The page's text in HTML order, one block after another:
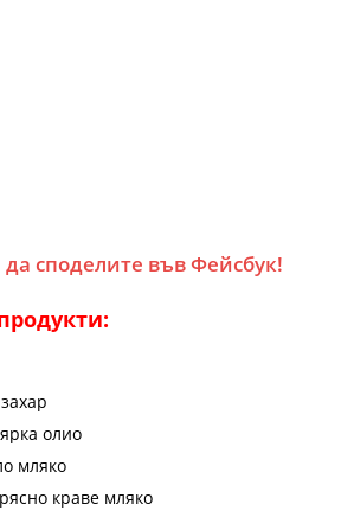
да споделите във Фейсбук!
олио
мляко
краве мляко